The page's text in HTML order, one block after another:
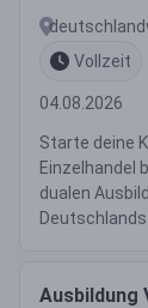
Vollzeit
04.08.2026
Starte deine
Einzelhandel
dualen
Ausbildung